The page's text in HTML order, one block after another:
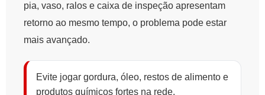
pia, vaso, ralos e caixa de inspeção apresentam
retorno ao mesmo tempo, o problema pode estar
mais avançado.
Evite jogar gordura, óleo, restos de alimento e
produtos químicos fortes na rede.